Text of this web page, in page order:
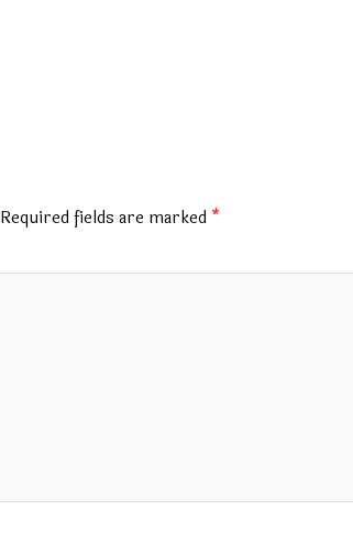
Required fields are marked *